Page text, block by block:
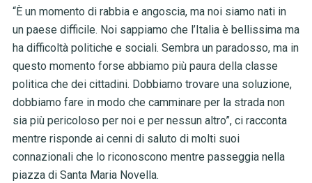
“È un momento di rabbia e angoscia, ma noi siamo nati in
un paese difficile. Noi sappiamo che l’Italia è bellissima ma
ha difficoltà politiche e sociali. Sembra un paradosso, ma in
questo momento forse abbiamo più paura della classe
politica che dei cittadini. Dobbiamo trovare una soluzione,
dobbiamo fare in modo che camminare per la strada non
sia più pericoloso per noi e per nessun altro”, ci racconta
mentre risponde ai cenni di saluto di molti suoi
connazionali che lo riconoscono mentre passeggia nella
piazza di Santa Maria Novella.